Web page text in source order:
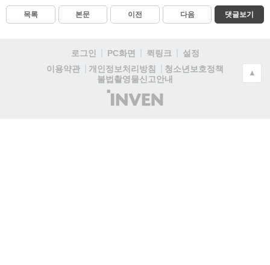
목록 본문 이전 다음 댓글보기
로그인 PC화면 퀵링크
설정
이용약관
개인정보처리방침
청소년보호정책
불법촬영물신고안내
(주)
인
▲